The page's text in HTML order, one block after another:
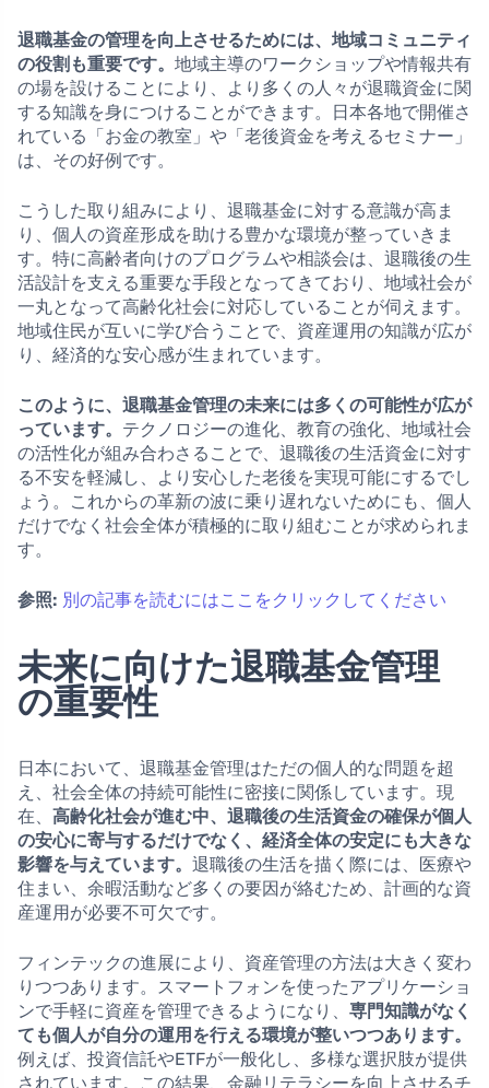
退職基金の管理を向上させるためには、地域コミュニティ
の役割も重要です。 地域主導のワークショップや情報共有
の場を設けることにより、より多くの人々が退職資金に関
する知識を身につけることができます。日本各地で開催さ
れている「お金の教室」や「老後資金を考えるセミナー」
は、その好例です。
こうした取り組みにより、退職基金に対する意識が高ま
り、個人の資産形成を助ける豊かな環境が整っていきま
す。特に高齢者向けのプログラムや相談会は、退職後の生
活設計を支える重要な手段となってきており、地域社会が
一丸となって高齢化社会に対応していることが伺えます。
地域住民が互いに学び合うことで、資産運用の知識が広が
り、経済的な安心感が生まれています。
このように、退職基金管理の未来には多くの可能性が広が
っています。 テクノロジーの進化、教育の強化、地域社会
の活性化が組み合わさることで、退職後の生活資金に対す
る不安を軽減し、より安心した老後を実現可能にするでし
ょう。これからの革新の波に乗り遅れないためにも、個人
だけでなく社会全体が積極的に取り組むことが求められま
す。
参照: 別の記事を読むにはここをクリックしてください
未来に向けた退職基金管理
の重要性
日本において、退職基金管理はただの個人的な問題を超
え、社会全体の持続可能性に密接に関係しています。現
在、 高齢化社会が進む中、退職後の生活資金の確保が個人
の安心に寄与するだけでなく、経済全体の安定にも大きな
影響を与えています。 退職後の生活を描く際には、医療や
住まい、余暇活動など多くの要因が絡むため、計画的な資
産運用が必要不可欠です。
フィンテックの進展により、資産管理の方法は大きく変わ
りつつあります。スマートフォンを使ったアプリケーショ
ンで手軽に資産を管理できるようになり、 専門知識がなく
ても個人が自分の運用を行える環境が整いつつあります。
例えば、投資信託やETFが一般化し、多様な選択肢が提供
されています。この結果、金融リテラシーを向上させるチ